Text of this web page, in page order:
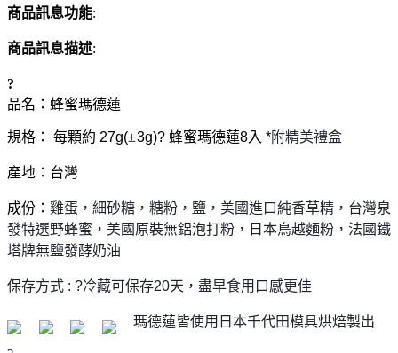
商品訊息功能:
商品訊息描述:
?
品名： 蜂蜜瑪德蓮
規格： 每顆約 27g(±3g)? 蜂蜜瑪德蓮8入 *附精美禮盒
產地：台灣
成份： 雞蛋，細砂糖，糖粉，鹽，美國進口純香草精，台灣泉
發特選野蜂蜜，美國原裝無鋁泡打粉，日本鳥越麵粉，法國鐵
塔牌無鹽發酵奶油
保存方式 : ?冷藏可保存20天，盡早食用口感更佳
瑪德蓮皆使用日本千代田模具烘焙製出